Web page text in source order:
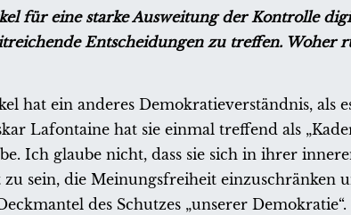
für eine starke Ausweitung der Kontrolle
Entscheidungen zu treffen. Woher
hat ein anderes Demokratieverständnis, als
Lafontaine hat sie einmal treffend als
Ich glaube nicht, dass sie sich in ihrer
sein, die Meinungsfreiheit einzuschränken
des Schutzes „unserer Demokratie“.